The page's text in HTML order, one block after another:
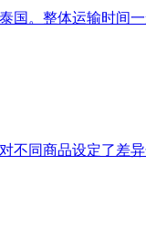
国。整体运输时间
不同商品设定了差